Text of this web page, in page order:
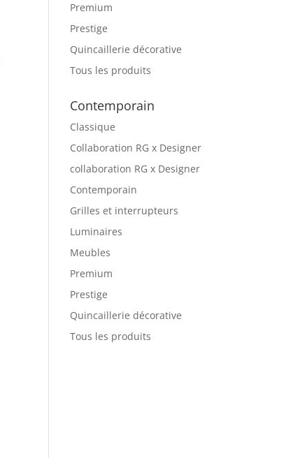
Premium
Prestige
Quincaillerie décorative
Tous les produits
Contemporain
Classique
Collaboration RG x Designer
collaboration RG x Designer
Contemporain
Grilles et interrupteurs
Luminaires
Meubles
Premium
Prestige
Quincaillerie décorative
Tous les produits